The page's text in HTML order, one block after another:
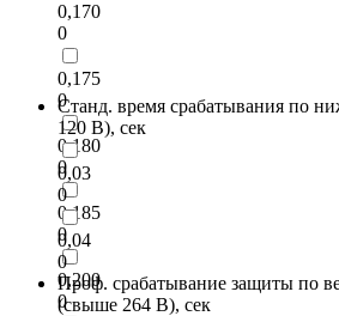
0,170
0
0,175
0
0,180
0
0,185
0
0,200
0
Станд. время срабатывания по
120 В), сек
0,03
0
0,04
0
Проф. срабатывание защиты по
(свыше 264 В), сек